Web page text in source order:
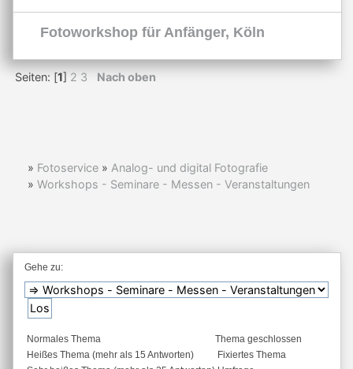
Fotoworkshop für Anfänger, Köln
Seiten: [1] 2 3 Nach oben
» Fotoservice » Analog- und digital Fotografie
» Workshops - Seminare - Messen - Veranstaltungen
Gehe zu:
Normales Thema
Heißes Thema (mehr als 15 Antworten)
Thema geschlossen
Fixiertes Thema